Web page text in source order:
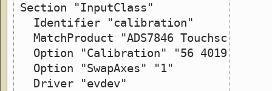
Section "InputClass"
  Identifier "calibration"
  MatchProduct "ADS7846 Touchscreen"
Option "Calibration" "56 4019 3893
  Option "SwapAxes" "1"
  Driver "evdev"